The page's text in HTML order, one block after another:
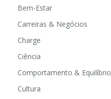
Bem-Estar
Carreiras & Negócios
Charge
Ciência
Comportamento & Equilíbrio
Cultura